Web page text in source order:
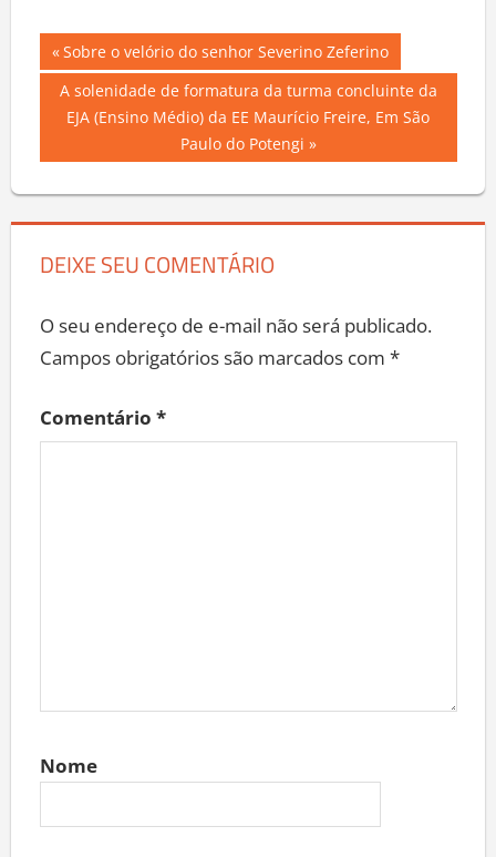
Navegação
de
Previous
Post:
Sobre o velório do senhor Severino Zeferino
Next
Post:
A solenidade de formatura da turma concluinte da
EJA (Ensino Médio) da EE Maurício Freire, Em São
Paulo do Potengi
DEIXE SEU COMENTÁRIO
O seu endereço de e-mail não será publicado.
Campos obrigatórios são marcados com *
Comentário *
Nome